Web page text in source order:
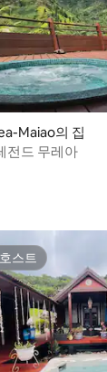
), 후기 67개
Maiao의 집
전드 무레아
스트
스트